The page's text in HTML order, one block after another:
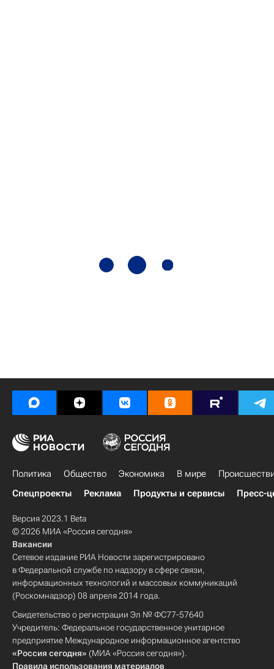
Политика Общество Экономика В мире
Спецпроекты
Реклама Продукты и сервисы Пресс-
Версия 2023.1 Beta
© 2026 МИА «Россия сегодня»
Вакансии
Сетевое издание РИА Новости зарегистрировано
в Федеральной службе по надзору в сфере связи,
информационных технологий и массовых коммуникаций
(Роскомнадзор) 08 апреля 2014 года.
Свидетельство о регистрации Эл № ФС77-57640
Учредитель: Федеральное государственное унитарное
предприятие Международное информационное агентство
«Россия сегодня» (МИА «Россия сегодня»).
Правила использования материалов